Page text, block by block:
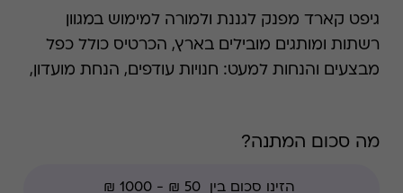
גיפט קארד מפנק לגננת ולמורה למימוש במגוון
רשתות ומותגים מובילים בארץ, הכרטיס כולל כפל
מבצעים והנחות למעט: חנויות עודפים, הנחת מועדון,
מה סכום המתנה?